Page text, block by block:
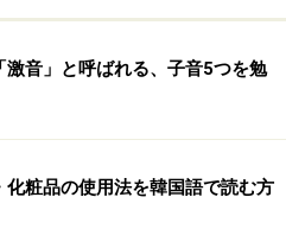
激音」と呼ばれる、子音5つを勉
化粧品の使用法を韓国語で読む方